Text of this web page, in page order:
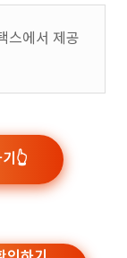
스에서 제공
👆